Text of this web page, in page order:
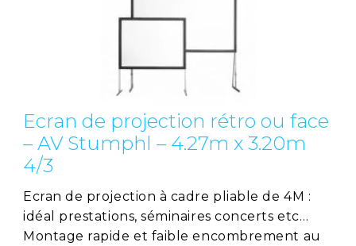
Ecran de projection rétro ou face
– AV Stumphl – 4.27m x 3.20m
4/3
Ecran de projection à cadre pliable de 4M :
idéal prestations, séminaires concerts etc…
Montage rapide et faible encombrement au